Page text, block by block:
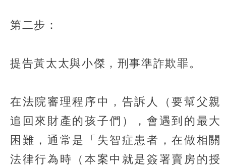
第二步：
提告黃太太與小傑，刑事準詐欺罪。
在法院審理程序中，告訴人（要幫父親
追回來財產的孩子們），會遇到的最大
困難，通常是「失智症患者，在做相關
法律行為時（本案中就是簽署賣房的授